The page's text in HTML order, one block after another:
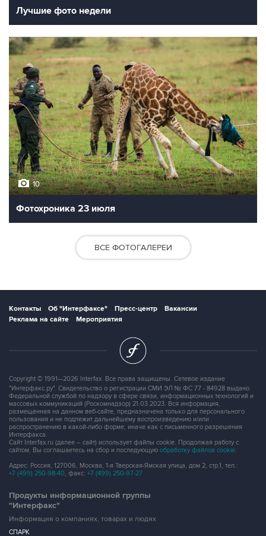
Лучшие фото недели
10
Фотохроника 23 июля
ВСЕ ФОТОГАЛЕРЕИ
Контакты Об "Интерфаксе" Пресс-центр
Вакансии
Реклама на сайте
Мероприятия
Copyright © 1991—2026 Interfax. Все права защищены. Сетевое издание
"Интерфакс.ру". Свидетельство о регистрации СМИ ЭЛ № ФС 77 - 84928 выдано
Федеральной службой по надзору в сфере связи, информационных технологий и
массовых коммуникаций (Роскомнадзор) 21.03.2023. Вся информация,
размещенная на данном веб-сайте, предназначена только для персонального
пользования и не подлежит дальнейшему воспроизведению и/или
распространению в какой-либо форме, иначе как с письменного разрешения
Интерфакса.
Сайт Interfax.ru (далее – сайт) использует файлы cookie. Продолжая работу с
сайтом, Вы соглашаетесь на сбор и последующую обработку файлов cookie.
Адрес: Россия, 127006, Москва, 1-я Тверская-Ямская улица, дом 2, стр.1, тел.:
+7 (499) 250-98-40, факс: +7 (499) 250-97-27
Продукты информационной группы
"Интерфакс"
Информация о компаниях, товарах и людях
СПАРК